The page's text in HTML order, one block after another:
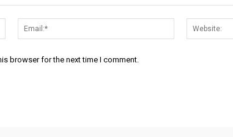
Name:*
Email:*
browser for the next time I comment.